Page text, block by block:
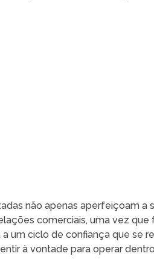
não apenas aperfeiçoam a
comerciais, uma vez
um ciclo de confiança que se
à vontade para operar